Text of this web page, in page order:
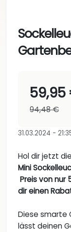
94,48 €
31.03.2024 -
Hol dir jetzt die
Mini
Preis von
dir einen
Diese smarte
lässt deinen